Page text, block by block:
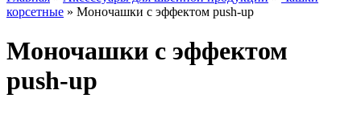
корсетные » Моночашки с эффектом push-up
Моночашки с эффектом
push-up